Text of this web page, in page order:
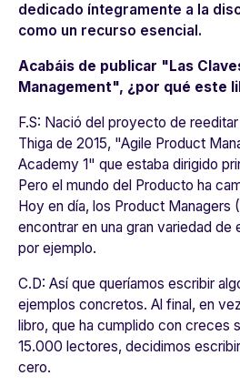
dedicado íntegramente a la
como un recurso esencial.
Acabáis de publicar "Las
Management", ¿por qué este
F.S: Nació del proyecto de
Thiga de 2015, "Agile Product
Academy 1" que estaba dirigido
Pero el mundo del Producto ha
Hoy en día, los Product Managers
encontrar en una gran variedad
por ejemplo.
C.D: Así que queríamos escribir
ejemplos concretos. Al final, en
libro, que ha cumplido con creces
15.000 lectores, decidimos
cero.